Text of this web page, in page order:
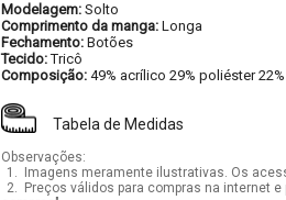
Modelagem: Solto
Comprimento da manga: Longa
Fechamento: Botões
Tecido:Tricô
Composição: 49% acrílico 29% poliéster
Tabela de Medidas
Observações:
1.
Imagens meramente ilustrativas. Os
2.
Preços válidos para compras na internet